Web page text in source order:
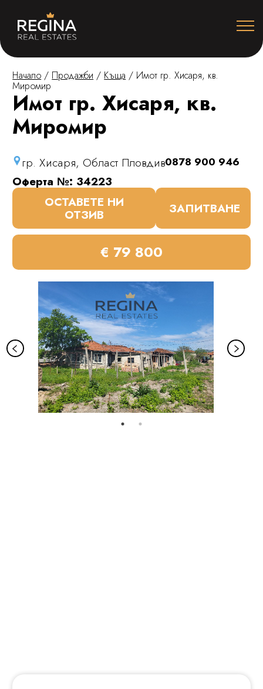
Начало / Продажби / Къща / Имот гр. Хисаря, кв.
Миромир
Имот гр. Хисаря, кв.
Миромир
гр. Хисаря, Област Пловдив0878 900 946
Оферта №: 34223
ОСТАВЕТЕ НИ
ОТЗИВ ЗАПИТВАНЕ
€ 79 800